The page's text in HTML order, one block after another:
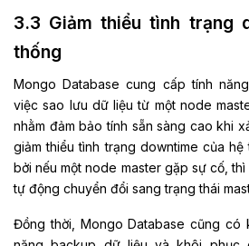
3.3 Giảm thiểu tình trạng
thống
Mongo Database cung cấp tính
việc sao lưu dữ liệu từ một node
nhằm đảm bảo tính sẵn sàng cao khi
giảm thiểu tình trạng downtime của
bởi nếu một node master gặp sự cố,
tự động chuyển đổi sang trạng thái
Đồng thời, Mongo Database cũng có